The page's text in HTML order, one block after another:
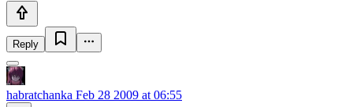
Reply
habratchanka Feb 28 2009 at 06:55